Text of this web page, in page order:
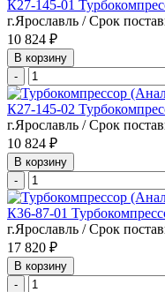
К27-145-01
г.Ярославль / Срок
10 824 ₽
В корзину
-
К27-145-02
г.Ярославль / Срок
10 824 ₽
В корзину
-
К36-87-01
г.Ярославль / Срок
17 820 ₽
В корзину
-